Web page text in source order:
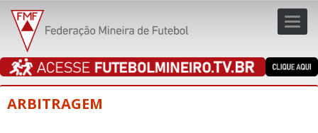
ARBITRAGEM